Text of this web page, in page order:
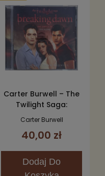
Carter Burwell – The
Twilight Saga:
Breaking Dawn - Part
Carter Burwell
40,00 zł
Dodaj Do